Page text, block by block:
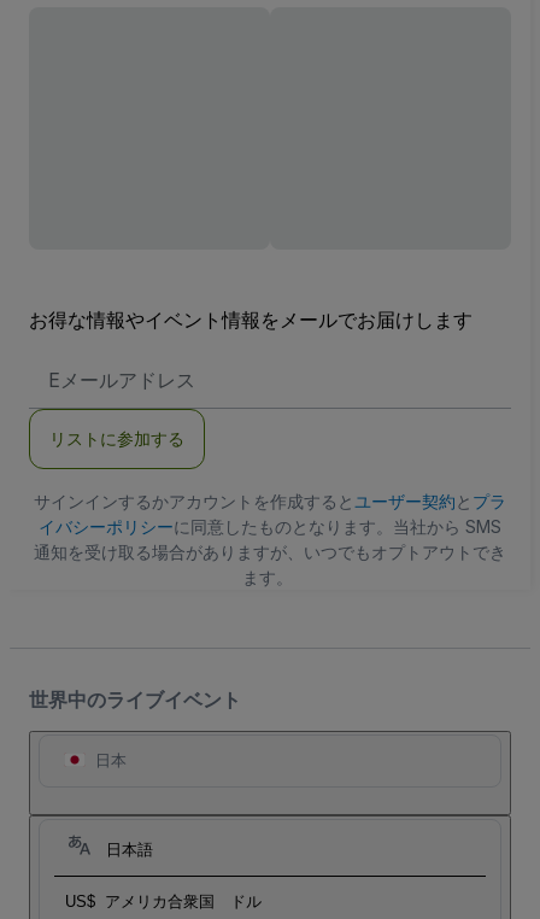
お得な情報やイベント情報をメールでお届けします
メ
ア
ス
リストに参加する
サインインするかアカウントを作成すると ユーザー契約と プラ
イバシーポリシーに同意したものとなります。当社から SMS
通知を受け取る場合がありますが、いつでもオプトアウトでき
ます。
世界中のライブイベント
日本
日本語
US$ アメリカ合衆国 ドル